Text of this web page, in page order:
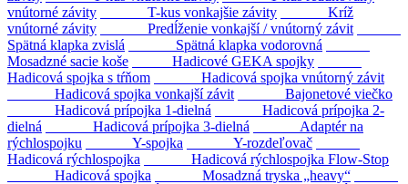
vnútorné závity
T-kus vonkajšie závity
Kríž
vnútorné závity
Predĺženie vonkajší / vnútorný závit
Spätná klapka zvislá
Spätná klapka vodorovná
Mosadzné sacie koše
Hadicové GEKA spojky
Hadicová spojka s tŕňom
Hadicová spojka vnútorný závit
Hadicová spojka vonkajší závit
Bajonetové viečko
Hadicová prípojka 1-dielná
Hadicová prípojka 2-
dielná
Hadicová prípojka 3-dielná
Adaptér na
rýchlospojku
Y-spojka
Y-rozdeľovač
Hadicová rýchlospojka
Hadicová rýchlospojka Flow-Stop
Hadicová spojka
Mosadzná tryska „heavy“